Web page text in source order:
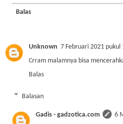
Balas
Unknown 7 Februari 2021 pukul
Crram malamnya bisa
Balas
Balasan
Gadis - gadzotica.com
6